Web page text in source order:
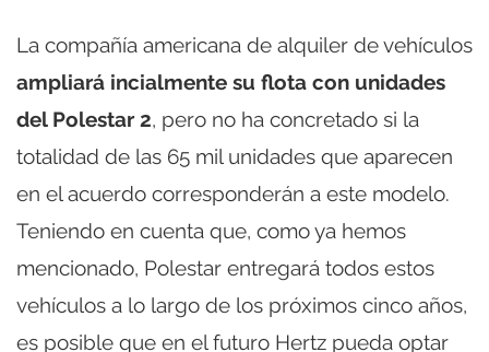
La compañía americana de alquiler de vehículos
ampliará incialmente su flota con unidades
del Polestar 2, pero no ha concretado si la
totalidad de las 65 mil unidades que aparecen
en el acuerdo corresponderán a este modelo.
Teniendo en cuenta que, como ya hemos
mencionado, Polestar entregará todos estos
vehículos a lo largo de los próximos cinco años,
es posible que en el futuro Hertz pueda optar